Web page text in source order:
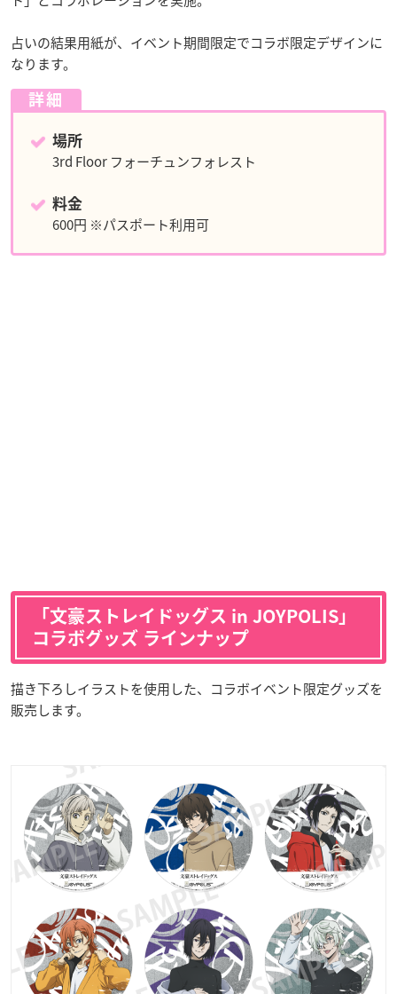
占いの結果用紙が、イベント期間限定でコラボ限定デザインに
なります。
詳細
場所
3rd Floor フォーチュンフォレスト
料金
600円 ※パスポート利用可
「文豪ストレイドッグス in JOYPOLIS」
コラボグッズ ラインナップ
描き下ろしイラストを使用した、コラボイベント限定グッズを
販売します。